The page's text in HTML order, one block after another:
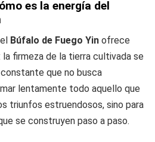
es la energía del
Búfalo de Fuego Yin ofrece
la firmeza de la tierra cultivada se
que no busca
lentamente todo aquello que
triunfos estruendosos, sino para
se construyen paso a paso.